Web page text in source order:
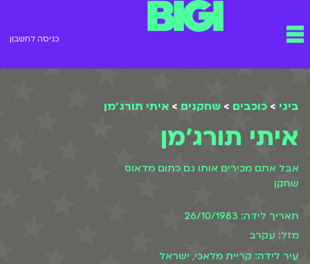
תפריט כניסה לחשבון
ביגי > כוכבים > שחקנים > איתי תורג׳מן
איתי תורג׳מן
אבל אתם מכירים אותו גם כתום מדאוס
שחקן
תאריך לידה: 26/10/1983
מזל: עקרב
עיר לידה: קריית מלאכי, ישראל